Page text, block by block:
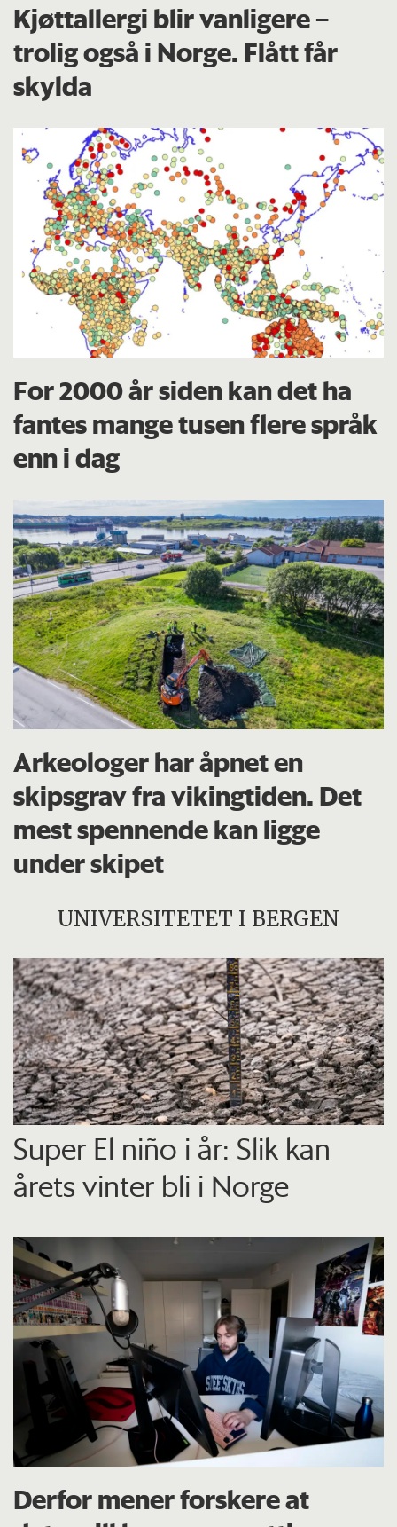
Kjøttallergi blir vanligere –
trolig også i Norge. Flått får
skylda
For 2000 år siden kan det ha
fantes mange tusen flere språk
enn i dag
Arkeologer har åpnet en
skipsgrav fra vikingtiden. Det
mest spennende kan ligge
under skipet
UNIVERSITETET I BERGEN
Super El niño i år: Slik kan
årets vinter bli i Norge
Derfor mener forskere at